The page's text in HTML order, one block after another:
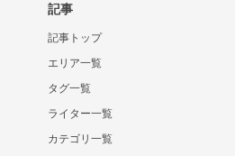
記事
記事トップ
エリア一覧
タグ一覧
ライター一覧
カテゴリ一覧